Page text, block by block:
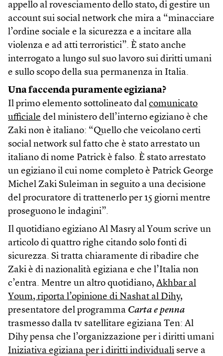
appello al rovesciamento dello stato, di gestire un
account sui social network che mira a “minacciare
l’ordine sociale e la sicurezza e a incitare alla
violenza e ad atti terroristici”. È stato anche
interrogato a lungo sul suo lavoro sui diritti umani
e sullo scopo della sua permanenza in Italia.
Una faccenda puramente egiziana?
Il primo elemento sottolineato dal comunicato
ufficiale del ministero dell’interno egiziano è che
Zaki non è italiano: “Quello che veicolano certi
social network sul fatto che è stato arrestato un
italiano di nome Patrick è falso. È stato arrestato
un egiziano il cui nome completo è Patrick George
Michel Zaki Suleiman in seguito a una decisione
del procuratore di trattenerlo per 15 giorni mentre
proseguono le indagini”.
Il quotidiano egiziano Al Masry al Youm scrive un
articolo di quattro righe citando solo fonti di
sicurezza. Si tratta chiaramente di ribadire che
Zaki è di nazionalità egiziana e che l’Italia non
c’entra. Mentre un altro quotidiano, Akhbar al
Youm, riporta l’opinione di Nashat al Dihy,
presentatore del programma Carta e penna
trasmesso dalla tv satellitare egiziana Ten: Al
Dihy pensa che l’organizzazione per i diritti umani
Iniziativa egiziana per i diritti individuali serve a